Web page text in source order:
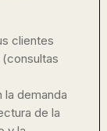
clientes
la demanda
de la